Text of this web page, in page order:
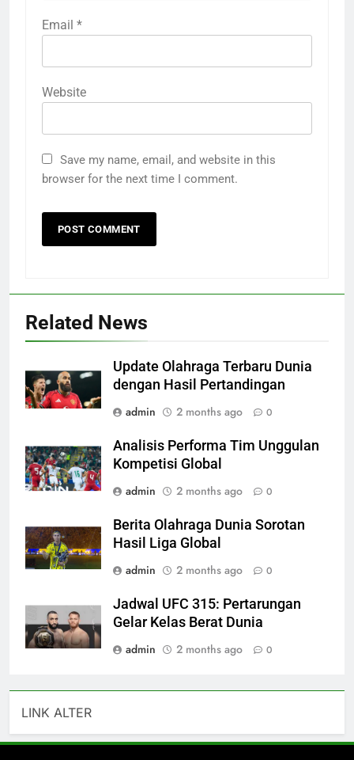
Email *
Website
Save my name, email, and website in this
browser for the next time I comment.
Related News
Update Olahraga Terbaru Dunia
dengan Hasil Pertandingan
admin
2 months ago 0
Analisis Performa Tim Unggulan
Kompetisi Global
admin
2 months ago 0
Berita Olahraga Dunia Sorotan
Hasil Liga Global
admin
2 months ago 0
Jadwal UFC 315: Pertarungan
Gelar Kelas Berat Dunia
admin
2 months ago 0
LINK ALTER